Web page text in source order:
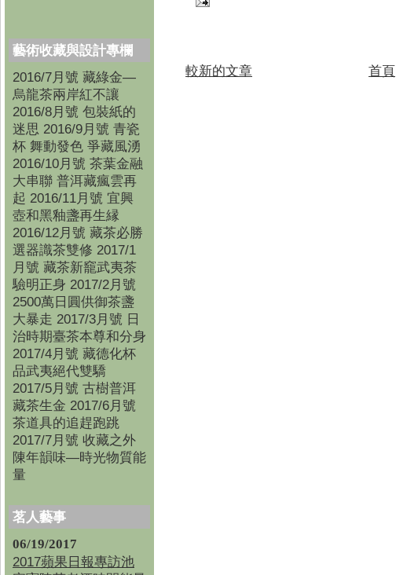
藝術收藏與設計專欄
2016/7月號 藏綠金—
烏龍茶兩岸紅不讓
2016/8月號 包裝紙的
迷思 2016/9月號 青瓷
杯 舞動發色 爭藏風湧
2016/10月號 茶葉金融
大串聯 普洱藏瘋雲再
起 2016/11月號 宜興
壺和黑釉盞再生縁
2016/12月號 藏茶必勝
選器識茶雙修 2017/1
月號 藏茶新竉武夷茶
驗明正身 2017/2月號
2500萬日圓供御茶盞
大暴走 2017/3月號 日
治時期臺茶本尊和分身
2017/4月號 藏德化杯
品武夷絕代雙驕
2017/5月號 古樹普洱
藏茶生金 2017/6月號
茶道具的追趕跑跳
2017/7月號 收藏之外
陳年韻味—時光物質能
量
茗人藝事
06/19/2017
2017蘋果日報專訪池
較新的文章 首頁